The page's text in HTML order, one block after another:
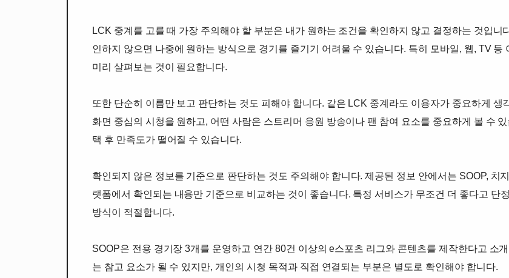
LCK 중계를 고를 때 가장 주의해야 할 부분은 내가 원하는 조건을 확인하지 않고 결정하는 것입니
인하지 않으면 나중에 원하는 방식으로 경기를 즐기기 어려울 수 있습니다. 특히 모바일, 웹, TV
미리 살펴보는 것이 필요합니다.
또한 단순히 이름만 보고 판단하는 것도 피해야 합니다. 같은 LCK 중계라도 이용자가 중요하게 생
화면 중심의 시청을 원하고, 어떤 사람은 스트리머 응원 방송이나 팬 참여 요소를 중요하게 볼 수
택 후 만족도가 떨어질 수 있습니다.
확인되지 않은 정보를 기준으로 판단하는 것도 주의해야 합니다. 제공된 정보 안에서는 SOOP, 치
랫폼에서 확인되는 내용만 기준으로 비교하는 것이 좋습니다. 특정 서비스가 무조건 더 좋다고 단
방식이 적절합니다.
SOOP은 전용 경기장 3개를 운영하고 연간 80건 이상의 e스포츠 리그와 콘텐츠를 제작한다고 소
는 참고 요소가 될 수 있지만, 개인의 시청 목적과 직접 연결되는 부분은 별도로 확인해야 합니다.